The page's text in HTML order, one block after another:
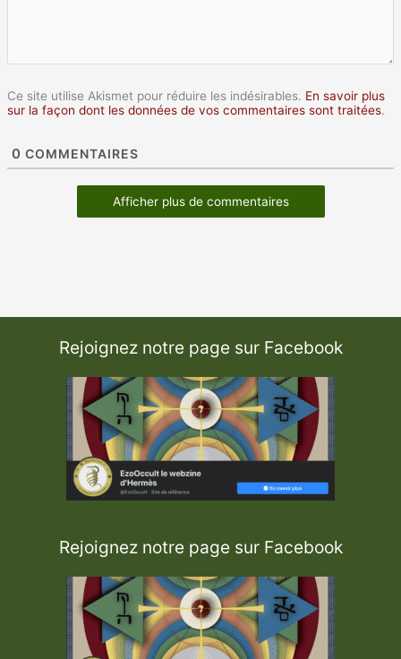
Ce site utilise Akismet pour réduire les indésirables. En savoir plus
sur la façon dont les données de vos commentaires sont traitées.
0 COMMENTAIRES
Afficher plus de commentaires
Rejoignez notre page sur Facebook
Rejoignez notre page sur Facebook